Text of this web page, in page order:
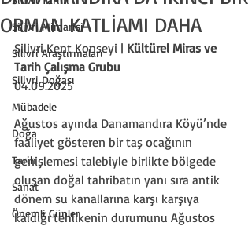
Silivri Mimarisi
Silivri Araştırmaları
Silivri Doğası
Mübadele
Doğa
Tarih
Sanat
Önemli Günler
ORMAN KATLİAMI DAHA
Silivri Kent Konseyi | Kültürel Miras ve
Tarih Çalışma Grubu
04.09.2025
Ağustos ayında Danamandıra Köyü’nde
faaliyet gösteren bir taş ocağının
genişlemesi talebiyle birlikte bölgede
oluşan doğal tahribatın yanı sıra antik
dönem su kanallarına karşı karşıya
kaldığı tehlikenin durumunu Ağustos